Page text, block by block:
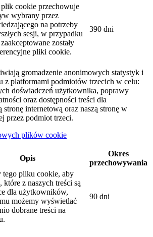
plik cookie przechowuje
wybrany przez
na potrzeby
sesji, w przypadku
zostały
pliki cookie.
390 dni
gromadzenie anonimowych statystyk i
z platformami podmiotów trzecich w celu:
doświadczeń użytkownika, poprawy
oraz dostępności treści dla
stronę internetową oraz naszą stronę w
przez podmiot trzeci.
plików cookie
Opis
Okres
przechowywania
pliku cookie, aby
które z naszych treści są
dla użytkowników,
możemy wyświetlać
dobrane treści na
90 dni